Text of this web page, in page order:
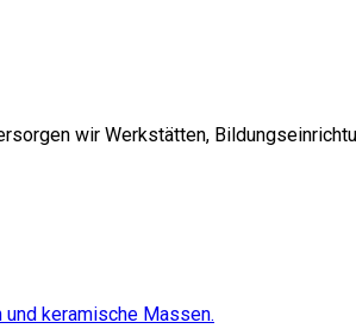
wir Werkstätten,
keramische Massen.